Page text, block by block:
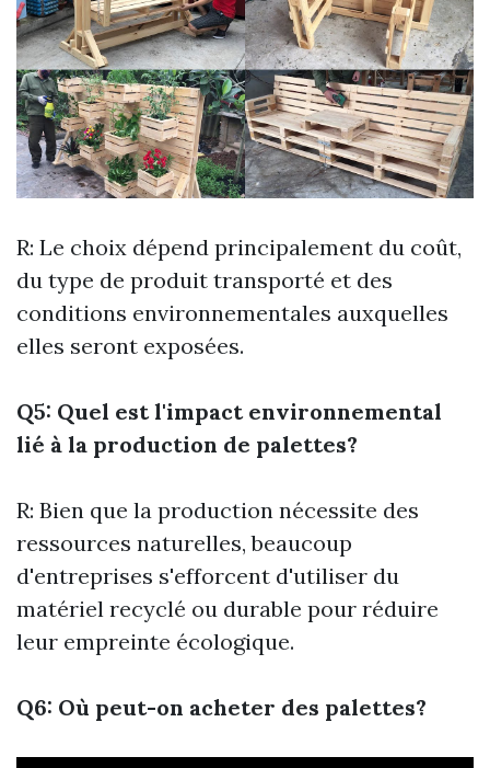
R: Le choix dépend principalement du coût,
du type de produit transporté et des
conditions environnementales auxquelles
elles seront exposées.
Q5: Quel est l'impact environnemental
lié à la production de palettes?
R: Bien que la production nécessite des
ressources naturelles, beaucoup
d'entreprises s'efforcent d'utiliser du
matériel recyclé ou durable pour réduire
leur empreinte écologique.
Q6: Où peut-on acheter des palettes?